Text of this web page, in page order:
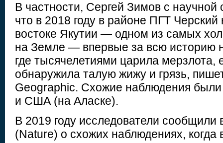
В частности, Сергей Зимов с
что в 2018 году в районе ПГТ
востоке Якутии — одном из самых
на Земле — впервые за всю историю
где тысячелетиями царила мерзлота,
обнаружила талую жижу и грязь,
Geographic. Схожие наблюдения
и США (на Аласке).
В 2019 году исследователи
(Nature) о схожих наблюдениях, когда